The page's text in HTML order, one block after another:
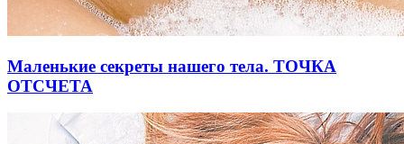
Маленькие секреты нашего тела. ТОЧКА
ОТСЧЕТА